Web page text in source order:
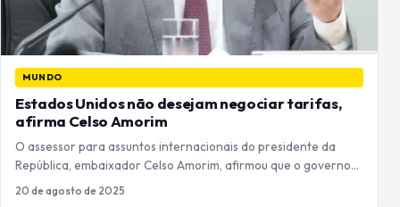
MUNDO
Estados Unidos não desejam negociar tarifas,
afirma Celso Amorim
O assessor para assuntos internacionais do presidente da
República, embaixador Celso Amorim, afirmou que o governo…
20 de agosto de 2025